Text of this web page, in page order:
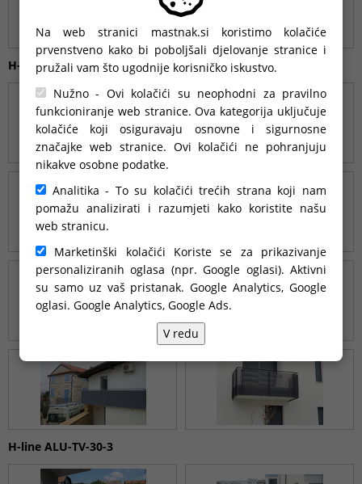
Na web stranici mastnak.si koristimo kolačiće
prvenstveno kako bi poboljšali djelovanje stranice i
pružali vam što ugodnije korisničko iskustvo.
Nužno - Ovi kolačići su neophodni za pravilno
funkcioniranje web stranice. Ova kategorija uključuje
kolačiće koji osiguravaju osnovne i sigurnosne
značajke web stranice. Ovi kolačići ne pohranjuju
nikakve osobne podatke.
Analitika - To su kolačići trećih strana koji nam
pomažu analizirati i razumjeti kako koristite našu
web stranicu.
Marketinški kolačići Koriste se za prikazivanje
personaliziranih oglasa (npr. Google oglasi). Aktivni
su samo uz vaš pristanak. Google Analytics, Google
oglasi. Google Analytics, Google Ads.
V redu
H-line ALU-TS-30-7-S
H-line ALU-TV-30-3